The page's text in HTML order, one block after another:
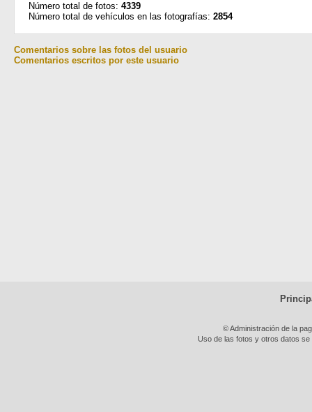
Número total de fotos: 4339
Número total de vehículos en las fotografías: 2854
Comentarios sobre las fotos del usuario
Comentarios escritos por este usuario
© Administración de la
Uso de las fotos y otros datos